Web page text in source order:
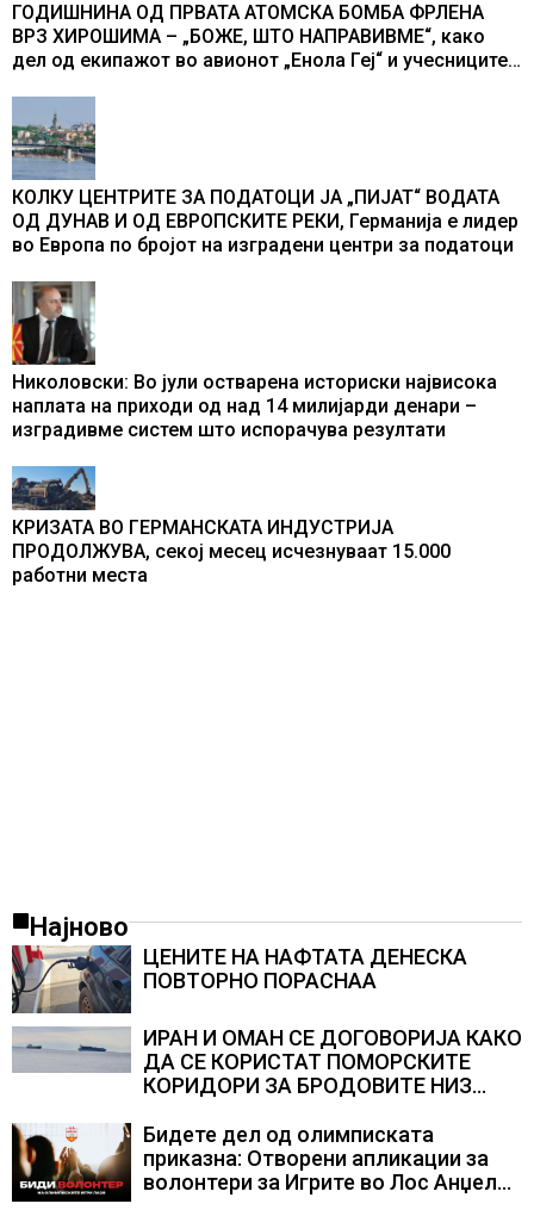
ГОДИШНИНА ОД ПРВАТА АТОМСКА БОМБА ФРЛЕНА
ВРЗ ХИРОШИМА – „БОЖЕ, ШТО НАПРАВИВМЕ“, како
дел од екипажот во авионот „Енола Геј“ и учесниците
промени текот на историјата
КОЛКУ ЦЕНТРИТЕ ЗА ПОДАТОЦИ ЈА „ПИЈАТ“ ВОДАТА
ОД ДУНАВ И ОД ЕВРОПСКИТЕ РЕКИ, Германија е лидер
во Европа по бројот на изградени центри за податоци
Николовски: Во јули остварена историски највисока
наплата на приходи од над 14 милијарди денари –
изградивме систем што испорачува резултати
КРИЗАТА ВО ГЕРМАНСКАТА ИНДУСТРИЈА
ПРОДОЛЖУВА, секој месец исчезнуваат 15.000
работни места
Најново
ЦЕНИТЕ НА НАФТАТА ДЕНЕСКА
ПОВТОРНО ПОРАСНАА
ИРАН И ОМАН СЕ ДОГОВОРИЈА КАКО
ДА СЕ КОРИСТАТ ПОМОРСКИТЕ
КОРИДОРИ ЗА БРОДОВИТЕ НИЗ
Бидете дел од олимписката
приказна: Отворени апликации за
волонтери за Игрите во Лос Анџелес